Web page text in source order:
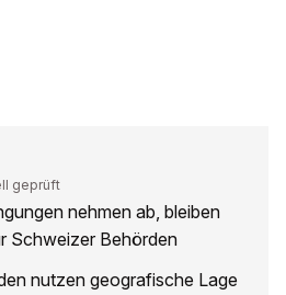
geprüft
nehmen ab, bleiben
Schweizer Behörden
nutzen geografische Lage